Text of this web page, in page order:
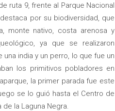
ruta 9, frente al Parque Nacional
por su biodiversidad, que
monte nativo, costa arenosa y
ya que se realizaron
india y un perro, lo que fue un
los primitivos pobladores en
la primer parada fue este
se lo guió hasta el Centro de
la Laguna Negra.